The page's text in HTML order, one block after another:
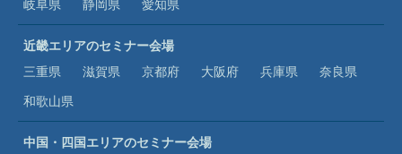
岐阜県
静岡県 愛知県
近畿エリアのセミナー会場
三重県
滋賀県 京都府 大阪府 兵庫県
奈良県
和歌山県
中国・四国エリアのセミナー会場